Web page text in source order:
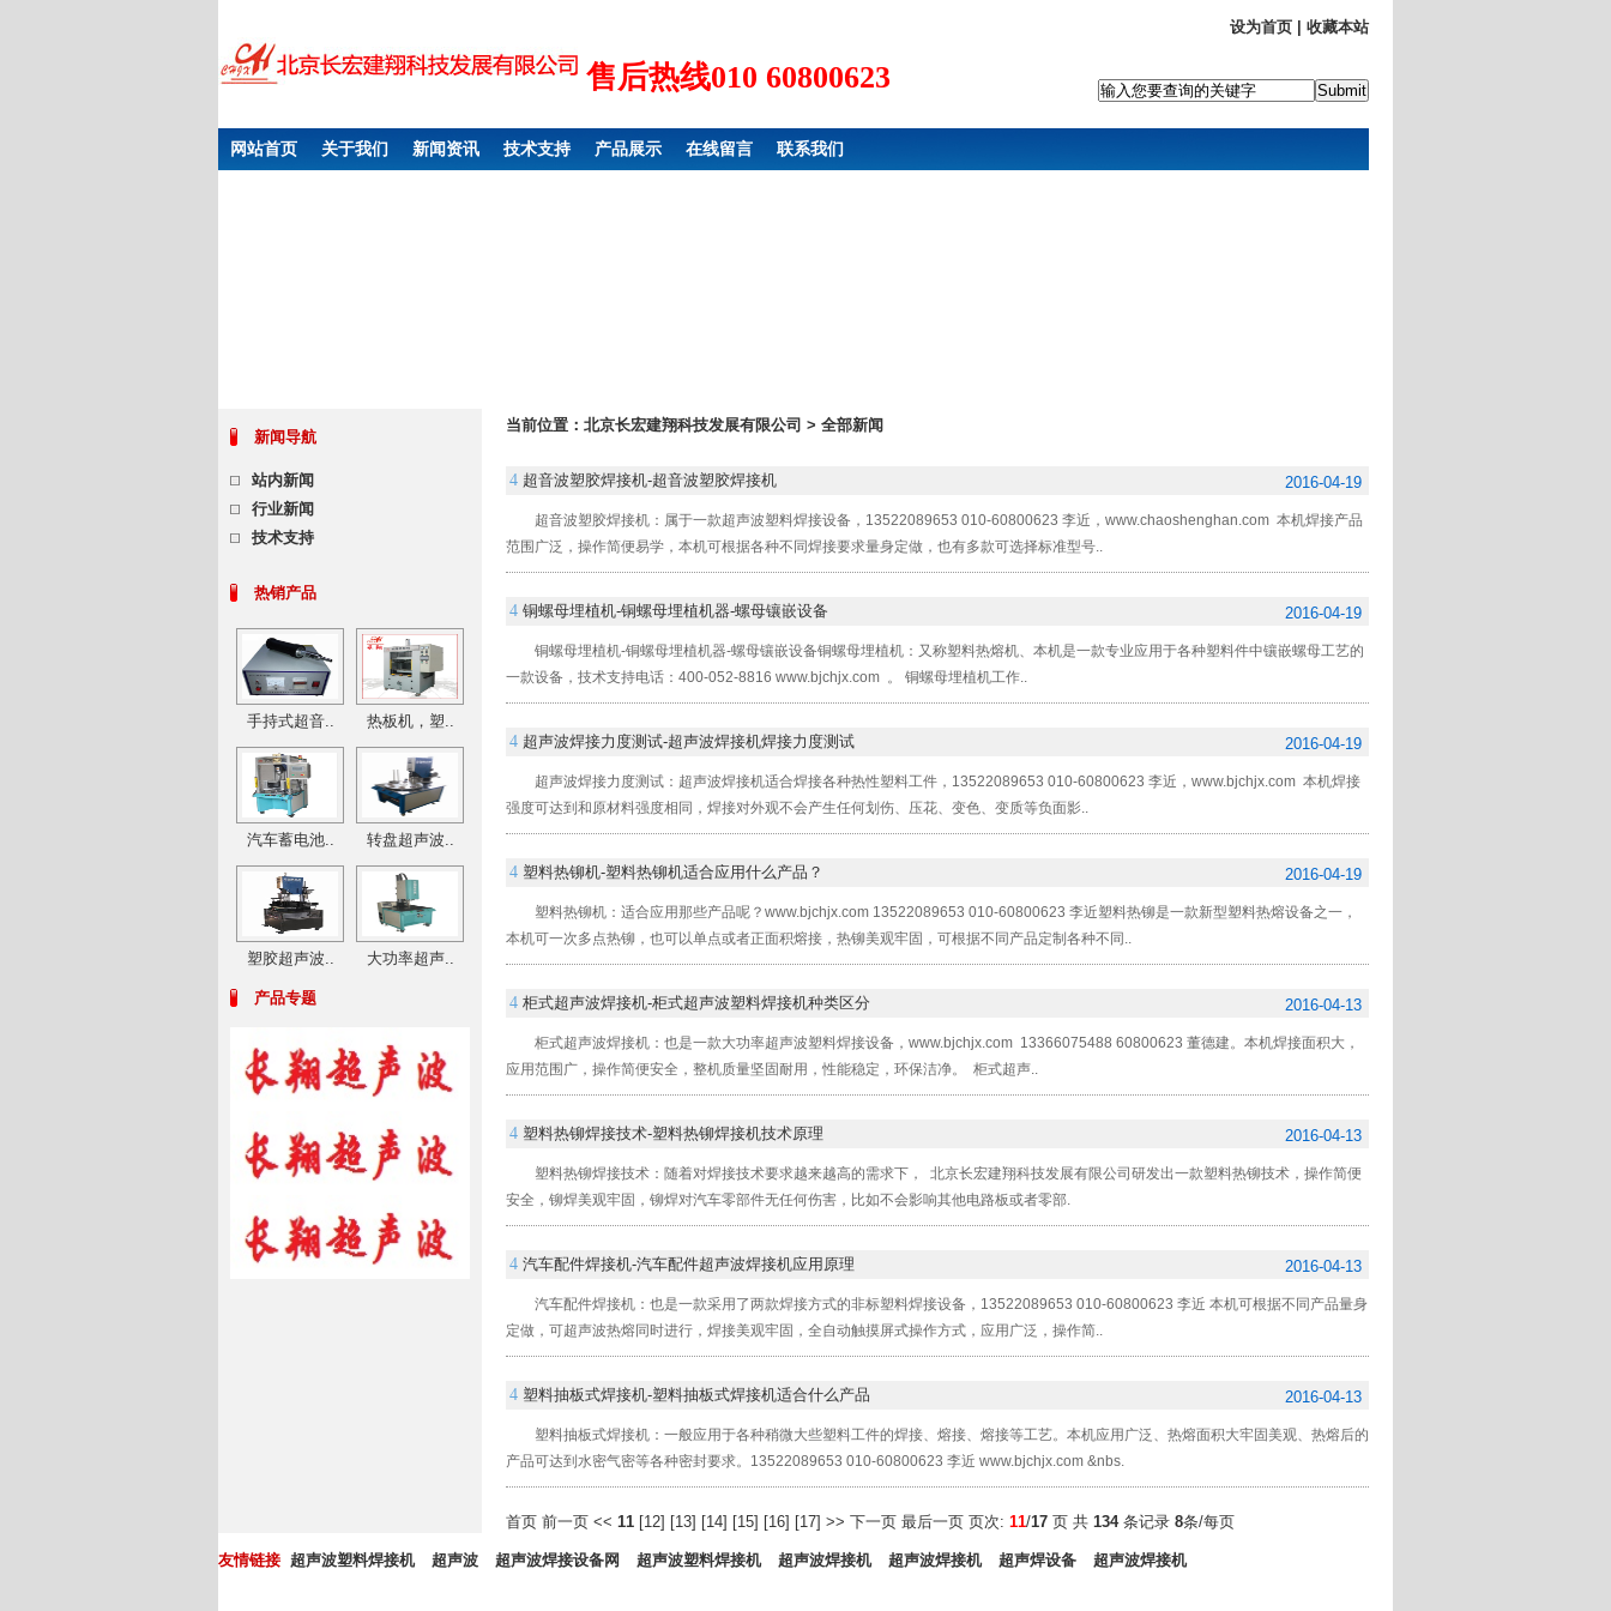
售后热线010 60800623
设为首页 收藏本站
网站首页 关于我们 新闻资讯 技术支持 产品展示 在线留言 联系我们
新闻导航
站内新闻
行业新闻
技术支持
热销产品
手持式超音.. 热板机，塑..
汽车蓄电池.. 转盘超声波..
塑胶超声波.. 大功率超声..
产品专题
当前位置： 北京长宏建翔科技发展有限公司 > 全部新闻
2016-04-19
4 超音波塑胶焊接机-超音波塑胶焊接机
超音波塑胶焊接机：属于一款超声波塑料焊接设备，13522089653 010-60800623 李近，www.chaoshenghan.com 本机焊接产品
范围广泛，操作简便易学，本机可根据各种不同焊接要求量身定做，也有多款可选择标准型号..
2016-04-19
4 铜螺母埋植机-铜螺母埋植机器-螺母镶嵌设备
铜螺母埋植机-铜螺母埋植机器-螺母镶嵌设备铜螺母埋植机：又称塑料热熔机、本机是一款专业应用于各种塑料件中镶嵌螺母工艺的
一款设备，技术支持电话：400-052-8816 www.bjchjx.com 。 铜螺母埋植机工作..
2016-04-19
4 超声波焊接力度测试-超声波焊接机焊接力度测试
超声波焊接力度测试：超声波焊接机适合焊接各种热性塑料工件，13522089653 010-60800623 李近，www.bjchjx.com 本机焊接
强度可达到和原材料强度相同，焊接对外观不会产生任何划伤、压花、变色、变质等负面影..
2016-04-19
4 塑料热铆机-塑料热铆机适合应用什么产品？
塑料热铆机：适合应用那些产品呢？www.bjchjx.com 13522089653 010-60800623 李近塑料热铆是一款新型塑料热熔设备之一，
本机可一次多点热铆，也可以单点或者正面积熔接，热铆美观牢固，可根据不同产品定制各种不同..
2016-04-13
4 柜式超声波焊接机-柜式超声波塑料焊接机种类区分
柜式超声波焊接机：也是一款大功率超声波塑料焊接设备，www.bjchjx.com 13366075488 60800623 董德建。本机焊接面积大，
应用范围广，操作简便安全，整机质量坚固耐用，性能稳定，环保洁净。 柜式超声..
2016-04-13
4 塑料热铆焊接技术-塑料热铆焊接机技术原理
塑料热铆焊接技术：随着对焊接技术要求越来越高的需求下， 北京长宏建翔科技发展有限公司研发出一款塑料热铆技术，操作简便
安全，铆焊美观牢固，铆焊对汽车零部件无任何伤害，比如不会影响其他电路板或者零部.
2016-04-13
4 汽车配件焊接机-汽车配件超声波焊接机应用原理
汽车配件焊接机：也是一款采用了两款焊接方式的非标塑料焊接设备，13522089653 010-60800623 李近 本机可根据不同产品量身
定做，可超声波热熔同时进行，焊接美观牢固，全自动触摸屏式操作方式，应用广泛，操作简..
2016-04-13
4 塑料抽板式焊接机-塑料抽板式焊接机适合什么产品
塑料抽板式焊接机：一般应用于各种稍微大些塑料工件的焊接、熔接、熔接等工艺。本机应用广泛、热熔面积大牢固美观、热熔后的
产品可达到水密气密等各种密封要求。13522089653 010-60800623 李近 www.bjchjx.com &nbs.
首页 前一页 << 11 [12] [13] [14] [15] [16] [17] >> 下一页 最后一页 页次: 11/17 页 共 134条记录 8条/每页
友情链接 超声波塑料焊接机 超声波 超声波焊接设备网 超声波塑料焊接机 超声波焊接机 超声波焊接机 超声焊设备 超声波焊接机